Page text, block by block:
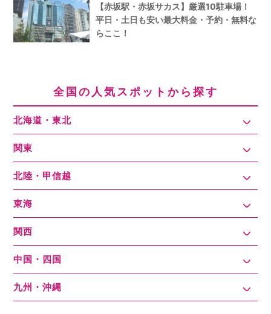
【赤坂駅・赤坂サカス】厳選10駐車場！
平日・土日も安い最大料金・予約・無料な
らここ！
全国の人気スポットから探す
北海道・東北
関東
北陸・甲信越
東海
関西
中国・四国
九州・沖縄